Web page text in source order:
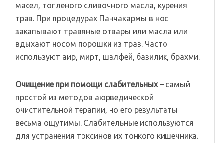
масел, топленого сливочного масла, курения
трав. При процедурах Панчакармы в нос
закапывают травяные отвары или масла или
вдыхают носом порошки из трав. Часто
используют аир, мирт, шалфей, базилик, брахми.
Очищение при помощи слабительных– самый
простой из методов аюрведической
очистительной терапии, но его результаты
весьма ощутимы. Слабительные используются
для устранения токсинов их тонкого кишечника.